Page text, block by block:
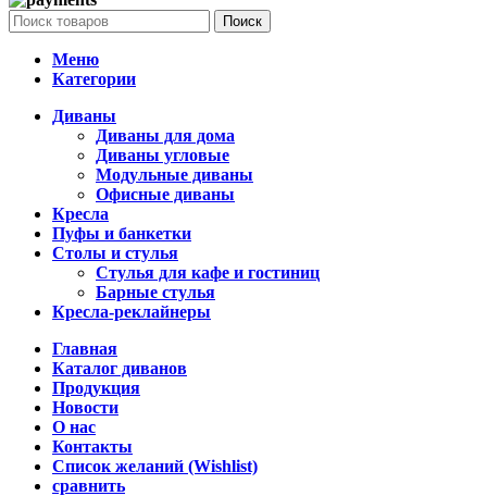
Поиск
Меню
Категории
Диваны
Диваны для дома
Диваны угловые
Модульные диваны
Офисные диваны
Кресла
Пуфы и банкетки
Столы и стулья
Стулья для кафе и гостиниц
Барные стулья
Кресла-реклайнеры
Главная
Каталог диванов
Продукция
Новости
О нас
Контакты
Список желаний (Wishlist)
сравнить